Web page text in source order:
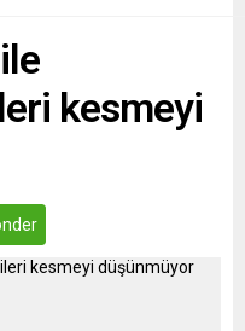
kesmeyi